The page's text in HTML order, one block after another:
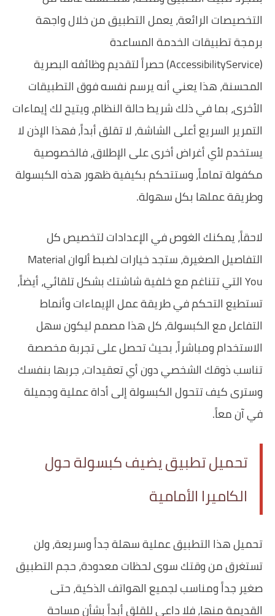
التخصيصات الرائعة، يعمل التطبيق من خلال واجهة
برمجة تطبيقات الخدمة المساعدة
(AccessibilityService) حصراً لتقديم وظائفه البصرية
المحسنة، هذا يعني أنه يرسم نفسه فوق التطبيقات
الأخرى، بما في ذلك شريط حالة النظام، ويتيح لك إيماءات
التمرير السريع أعلى الشاشة، لا تقلق أبداً، فهذا الإذن لا
يستخدم لأي أغراض أخرى على الإطلاق، فالخصوصية
مكفولة تماماً، وستتحكم بكيفية ظهور هذه الكبسولة
وطريقة عملها بكل سهولة.
لاحقاً، يمكنك الغوص في الإعدادات لتخصيص كل
التفاصيل الصغيرة، ستجد خيارات لضبط ألوان Material
You التي تتناغم مع خلفية شاشتك بشكل تلقائي، أيضاً،
تستطيع التحكم في طريقة عمل الإيماءات وأنماط
التفاعل مع الكبسولة، كل هذا مصمم ليكون سهل
الاستخدام ومباشراً، بحيث تحصل على تجربة مخصصة
تناسب ذوقك الشخصي دون أي تعقيدات، جربها بنفسك
وسترى كيف تتحول الكبسولة إلى أداة عملية وجميلة
في آن معاً.
تحميل تطبيق يضيف كبسولة حول
الكاميرا الأمامية
تحميل هذا التطبيق عملية سهلة جداً وسريعة، ولن
تستغرق من وقتك سوى لحظات معدودة، حجم التطبيق
صغير جداً ومناسب لجميع الهواتف الذكية، حتى
القديمة منها، فلا داعي للقلق أبداً بشأن مساحة